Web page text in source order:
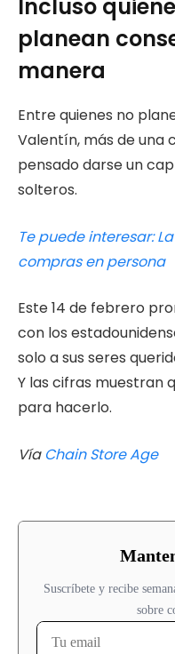
Incluso
planean
manera
Entre quienes no
Valentín, más de una
pensado darse un
solteros.
Te puede interesar:
compras en persona
Este 14 de febrero
con los
solo a sus seres
Y las cifras muestran
para hacerlo.
Vía Chain Store Age